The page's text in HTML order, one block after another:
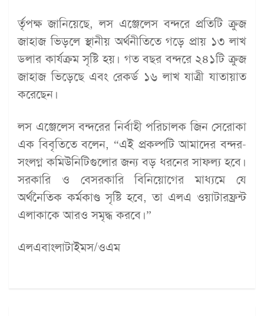
র্তৃপক্ষ জানিয়েছে, লস এঞ্জেলেস বন্দরে প্রতিটি ক্রুজ
জাহাজ ভিড়লে স্থানীয় অর্থনীতিতে গড়ে প্রায় ১৩ লাখ
ডলার কার্যক্রম সৃষ্টি হয়। গত বছর বন্দরে ২৪১টি ক্রুজ
জাহাজ ভিড়েছে এবং রেকর্ড ১৬ লাখ যাত্রী যাতায়াত
করেছেন।
লস এঞ্জেলেস বন্দরের নির্বাহী পরিচালক জিন সেরোকা
এক বিবৃতিতে বলেন, “এই প্রকল্পটি আমাদের বন্দর-
সংলগ্ন কমিউনিটিগুলোর জন্য বড় ধরনের সাফল্য হবে।
সরকারি ও বেসরকারি বিনিয়োগের মাধ্যমে যে
অর্থনৈতিক কর্মকাণ্ড সৃষ্টি হবে, তা এলএ ওয়াটারফ্রন্ট
এলাকাকে আরও সমৃদ্ধ করবে।”
এলএবাংলাটাইমস/ওএম